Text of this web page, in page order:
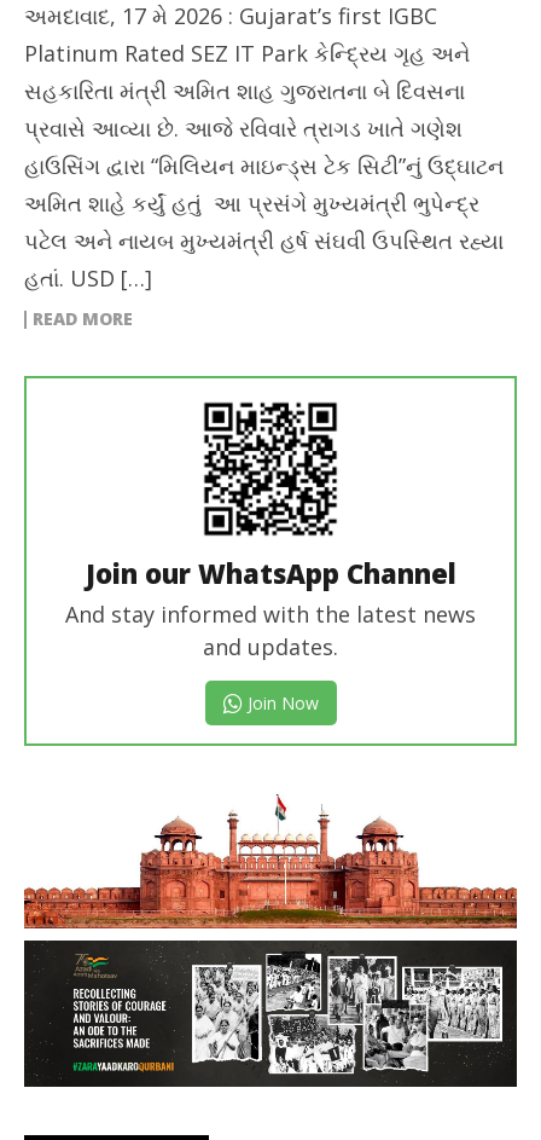
અમદાવાદ, 17 મે 2026 : Gujarat’s first IGBC
Platinum Rated SEZ IT Park કેન્દ્રિય ગૃહ અને
સહકારિતા મંત્રી અમિત શાહ ગુજરાતના બે દિવસના
પ્રવાસે આવ્યા છે. આજે રવિવારે ત્રાગડ ખાતે ગણેશ
હાઉસિંગ દ્વારા “મિલિયન માઇન્ડ્સ ટેક સિટી”નું ઉદ્ઘાટન
અમિત શાહે કર્યું હતું આ પ્રસંગે મુખ્યમંત્રી ભુપેન્દ્ર
પટેલ અને નાયબ મુખ્યમંત્રી હર્ષ સંઘવી ઉપસ્થિત રહ્યા
હતાં. USD […]
READ MORE
Join our WhatsApp Channel
And stay informed with the latest news
and updates.
Join Now